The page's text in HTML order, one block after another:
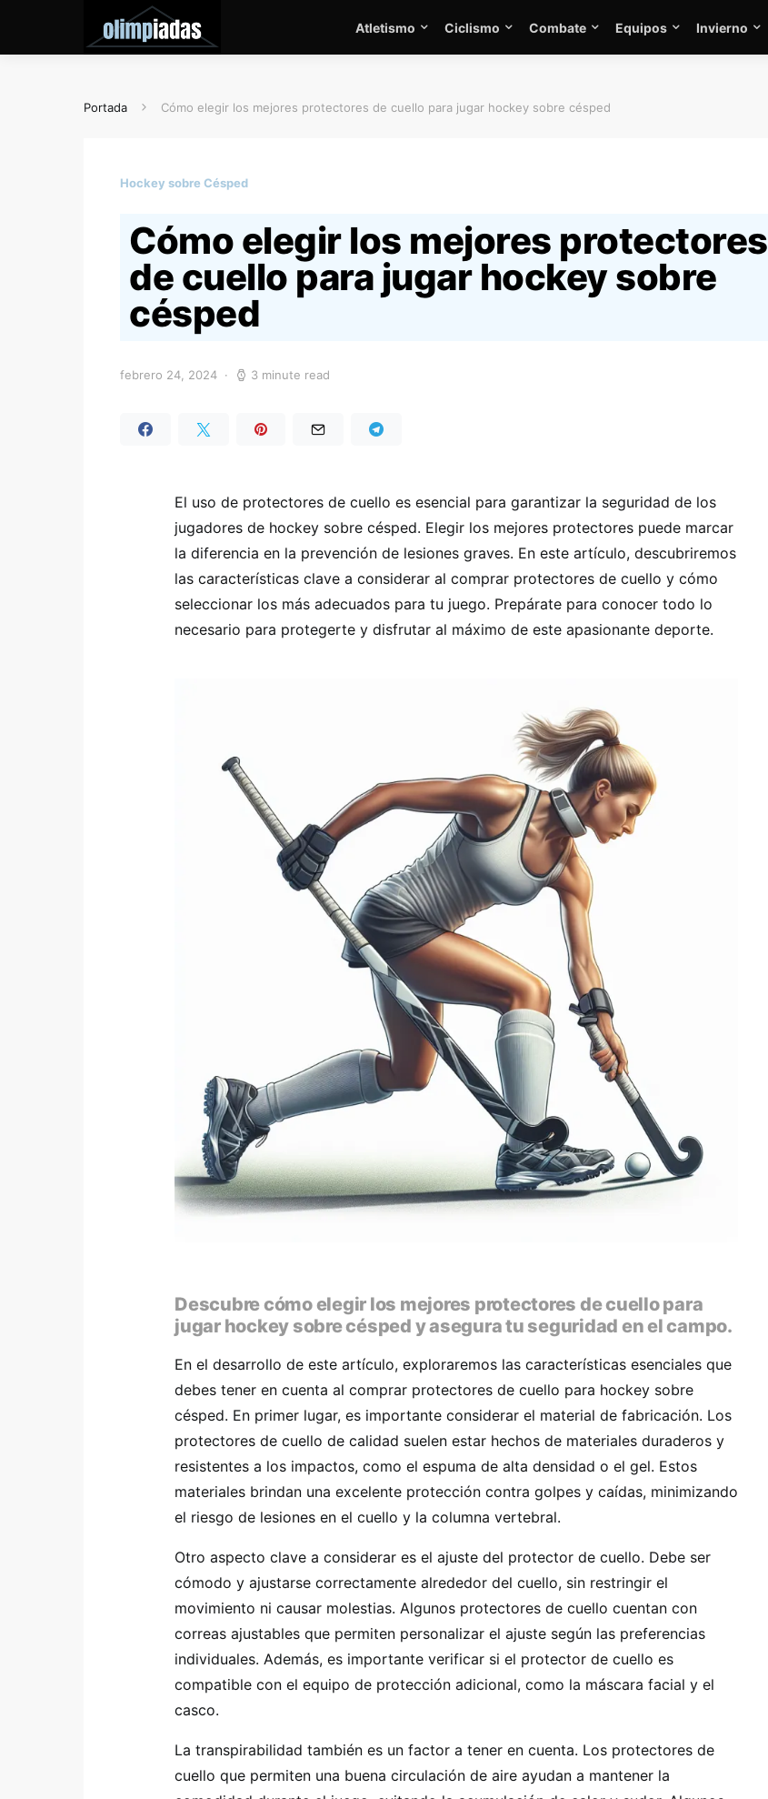
Atletismo Ciclismo Combate Equipos Invierno
Portada Cómo elegir los mejores protectores de cuello para jugar hockey sobre césped
Hockey sobre Césped
Cómo elegir los mejores protectores
de cuello para jugar hockey sobre
césped
febrero 24, 2024 3 minute read
El uso de protectores de cuello es esencial para garantizar la seguridad de los
jugadores de hockey sobre césped. Elegir los mejores protectores puede marcar
la diferencia en la prevención de lesiones graves. En este artículo, descubriremos
las características clave a considerar al comprar protectores de cuello y cómo
seleccionar los más adecuados para tu juego. Prepárate para conocer todo lo
necesario para protegerte y disfrutar al máximo de este apasionante deporte.
Descubre cómo elegir los mejores protectores de cuello para
jugar hockey sobre césped y asegura tu seguridad en el campo.
En el desarrollo de este artículo, exploraremos las características esenciales que
debes tener en cuenta al comprar protectores de cuello para hockey sobre
césped. En primer lugar, es importante considerar el material de fabricación. Los
protectores de cuello de calidad suelen estar hechos de materiales duraderos y
resistentes a los impactos, como el espuma de alta densidad o el gel. Estos
materiales brindan una excelente protección contra golpes y caídas, minimizando
el riesgo de lesiones en el cuello y la columna vertebral.
Otro aspecto clave a considerar es el ajuste del protector de cuello. Debe ser
cómodo y ajustarse correctamente alrededor del cuello, sin restringir el
movimiento ni causar molestias. Algunos protectores de cuello cuentan con
correas ajustables que permiten personalizar el ajuste según las preferencias
individuales. Además, es importante verificar si el protector de cuello es
compatible con el equipo de protección adicional, como la máscara facial y el
casco.
La transpirabilidad también es un factor a tener en cuenta. Los protectores de
cuello que permiten una buena circulación de aire ayudan a mantener la